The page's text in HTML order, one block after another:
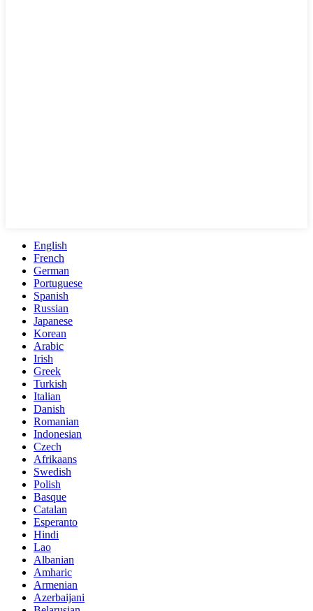
English
French
German
Portuguese
Spanish
Russian
Japanese
Korean
Arabic
Irish
Greek
Turkish
Italian
Danish
Romanian
Indonesian
Czech
Afrikaans
Swedish
Polish
Basque
Catalan
Esperanto
Hindi
Lao
Albanian
Amharic
Armenian
Azerbaijani